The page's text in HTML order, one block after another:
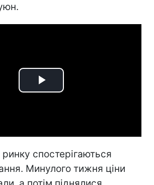
Play
спостерігаються
Минулого тижня ціни